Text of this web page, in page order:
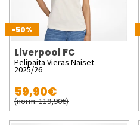
-50%
Liverpool FC
Pelipaita Vieras Naiset
2025/26
59,90€
(norm. 119,90€)